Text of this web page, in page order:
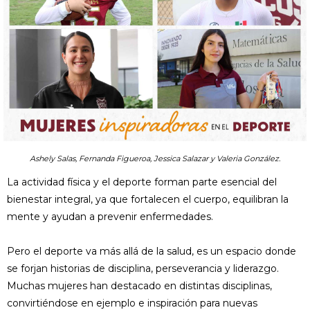
Ashely Salas, Fernanda Figueroa, Jessica Salazar y Valeria González.
La actividad física y el deporte forman parte esencial del
bienestar integral, ya que fortalecen el cuerpo, equilibran la
mente y ayudan a prevenir enfermedades.
Pero el deporte va más allá de la salud, es un espacio donde
se forjan historias de disciplina, perseverancia y liderazgo.
Muchas mujeres han destacado en distintas disciplinas,
convirtiéndose en ejemplo e inspiración para nuevas